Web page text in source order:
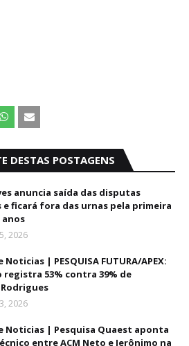
DESTAS POSTAGENS
anuncia saída das disputas
ficará fora das urnas pela primeira
anos
2026
Noticias | PESQUISA FUTURA/APEX:
registra 53% contra 39% de
2026
Noticias | Pesquisa Quaest aponta
entre ACM Neto e Jerônimo na